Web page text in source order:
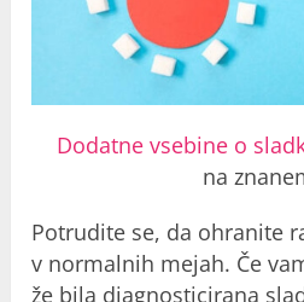
Dodatne vsebine o
na
Potrudite se, da ohranite
v normalnih mejah. Če
že bila diagnosticirana